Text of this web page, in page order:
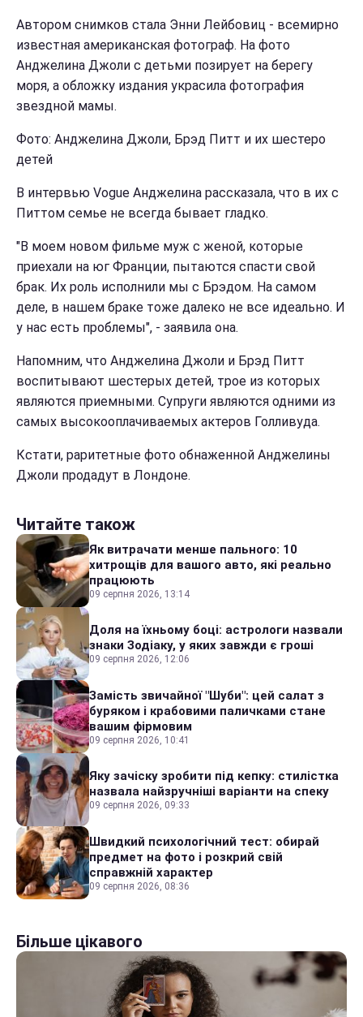
Автором снимков стала Энни Лейбовиц - всемирно
известная американская фотограф. На фото
Анджелина Джоли с детьми позирует на берегу
моря, а обложку издания украсила фотография
звездной мамы.
Фото: Анджелина Джоли, Брэд Питт и их шестеро
детей
В интервью Vogue Анджелина рассказала, что в их с
Питтом семье не всегда бывает гладко.
"В моем новом фильме муж с женой, которые
приехали на юг Франции, пытаются спасти свой
брак. Их роль исполнили мы с Брэдом. На самом
деле, в нашем браке тоже далеко не все идеально. И
у нас есть проблемы", - заявила она.
Напомним, что Анджелина Джоли и Брэд Питт
воспитывают шестерых детей, трое из которых
являются приемными. Супруги являются одними из
самых высокооплачиваемых актеров Голливуда.
Кстати, раритетные фото обнаженной Анджелины
Джоли продадут в Лондоне.
Читайте також
Як витрачати менше пального: 10
хитрощів для вашого авто, які реально
працюють
09 серпня 2026, 13:14
Доля на їхньому боці: астрологи назвали
знаки Зодіаку, у яких завжди є гроші
09 серпня 2026, 12:06
Замість звичайної "Шуби": цей салат з
буряком і крабовими паличками стане
вашим фірмовим
09 серпня 2026, 10:41
Яку зачіску зробити під кепку: стилістка
назвала найзручніші варіанти на спеку
09 серпня 2026, 09:33
Швидкий психологічний тест: обирай
предмет на фото і розкрий свій
справжній характер
09 серпня 2026, 08:36
Більше цікавого